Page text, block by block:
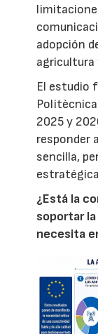
adopción
agricultura
El estudio
2025 y
responder
sencilla,
¿Está la
soportar
necesita